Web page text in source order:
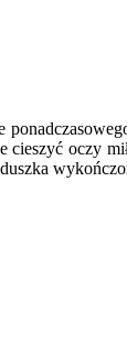
oczy